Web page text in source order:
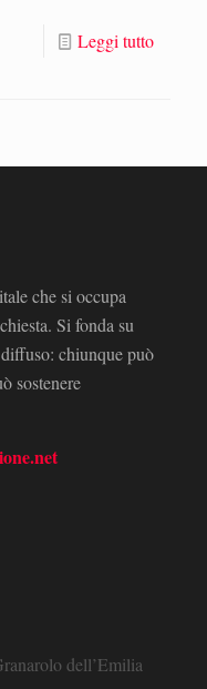
Leggi tutto
che si occupa
Si fonda su
chiunque può
sostenere
dell’Emilia